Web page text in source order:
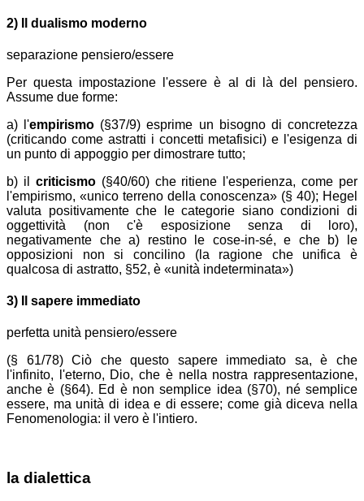
2) Il dualismo moderno
separazione pensiero/essere
Per questa impostazione l'essere è al di là del pensiero.
Assume due forme:
a) l'empirismo (§37/9) esprime un bisogno di concretezza
(criticando come astratti i concetti metafisici) e l'esigenza di
un punto di appoggio per dimostrare tutto;
b) il criticismo(§40/60) che ritiene l'esperienza, come per
l'empirismo,
unico terreno della conoscenza
(§ 40); Hegel
valuta positivamente che le categorie siano condizioni di
oggettività (non c'è esposizione senza di loro),
negativamente che a) restino le cose-in-sé, e che b) le
opposizioni non si concilino (la ragione che unifica è
qualcosa di astratto, §52, è
unità indeterminata )
3) Il sapere immediato
perfetta unità pensiero/essere
(§ 61/78) Ciò che questo sapere immediato sa, è che
l'infinito, l'eterno, Dio, che è nella nostra rappresentazione,
anche è (§64). Ed è non semplice idea (§70), né semplice
essere, ma unità di idea e di essere; come già diceva nella
Fenomenologia: il vero è l'intiero.
la dialettica